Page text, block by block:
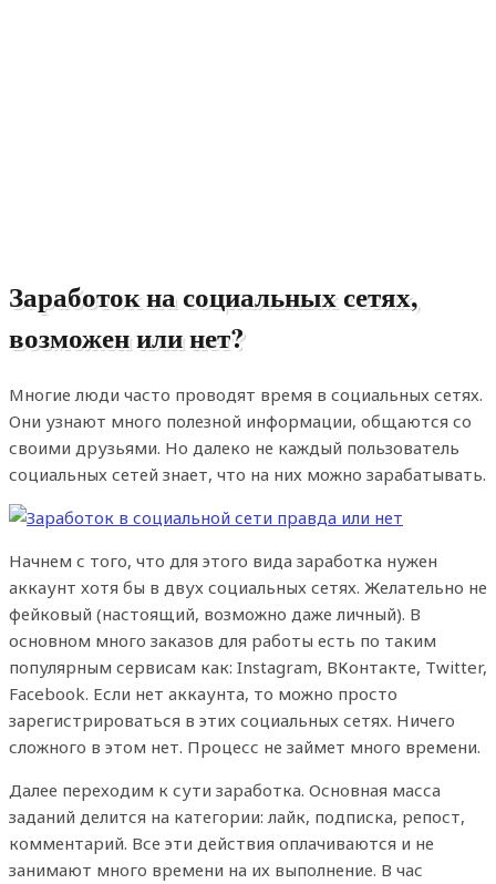
Заработок на социальных сетях,
возможен или нет?
Многие люди часто проводят время в социальных сетях.
Они узнают много полезной информации, общаются со
своими друзьями. Но далеко не каждый пользователь
социальных сетей знает, что на них можно зарабатывать.
Начнем с того, что для этого вида заработка нужен
аккаунт хотя бы в двух социальных сетях. Желательно не
фейковый (настоящий, возможно даже личный). В
основном много заказов для работы есть по таким
популярным сервисам как: Instagram, ВКонтакте, Twitter,
Facebook. Если нет аккаунта, то можно просто
зарегистрироваться в этих социальных сетях. Ничего
сложного в этом нет. Процесс не займет много времени.
Далее переходим к сути заработка. Основная масса
заданий делится на категории: лайк, подписка, репост,
комментарий. Все эти действия оплачиваются и не
занимают много времени на их выполнение. В час